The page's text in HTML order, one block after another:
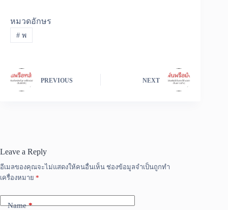
หมวดอักษร
#พ
PREVIOUS NEXT
Leave a Reply
อีเมลของคุณจะไม่แสดงให้คนอื่นเห็น ช่องข้อมูลจำเป็นถูกทำ
เครื่องหมาย *
Name*